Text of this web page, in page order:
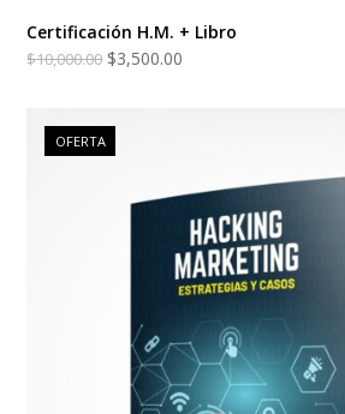
Certificación H.M. + Libro
$10,000.00 $3,500.00
OFERTA